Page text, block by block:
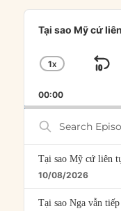
Audio
Player
Tại sao Mỹ cứ
CHANGE
RATE
1X
00:00
Search
Episodes
Tại sao Mỹ cứ liên
10/08/2026
Tại sao Nga vẫn